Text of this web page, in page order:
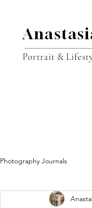
Portrait &
Photography Journals